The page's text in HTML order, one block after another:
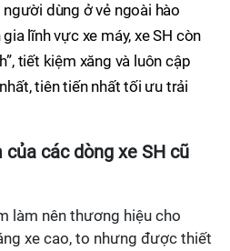
dùng ở vẻ ngoài hào
lĩnh vực xe máy, xe SH còn
tiết kiệm xăng và luôn cập
tiên tiến nhất tối ưu trải
các dòng xe SH cũ
làm nên thương hiệu cho
xe cao, to nhưng được thiết